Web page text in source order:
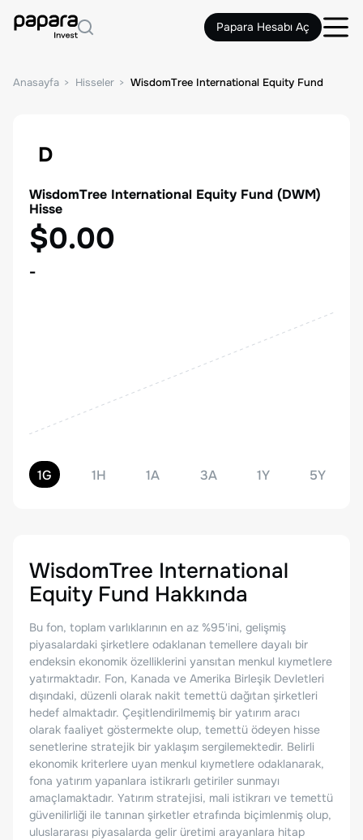
Papara Hesabı Aç
Anasayfa Hisseler WisdomTree International Equity Fund
D
WisdomTree International Equity Fund (DWM)
Hisse
$0.00
-
1G 1H 1A 3A 1Y 5Y
WisdomTree International
Equity Fund Hakkında
Bu fon, toplam varlıklarının en az %95'ini, gelişmiş
piyasalardaki şirketlere odaklanan temellere dayalı bir
endeksin ekonomik özelliklerini yansıtan menkul kıymetlere
yatırmaktadır. Fon, Kanada ve Amerika Birleşik Devletleri
dışındaki, düzenli olarak nakit temettü dağıtan şirketleri
hedef almaktadır. Çeşitlendirilmemiş bir yatırım aracı
olarak faaliyet göstermekte olup, temettü ödeyen hisse
senetlerine stratejik bir yaklaşım sergilemektedir. Belirli
ekonomik kriterlere uyan menkul kıymetlere odaklanarak,
fona yatırım yapanlara istikrarlı getiriler sunmayı
amaçlamaktadır. Yatırım stratejisi, mali istikrarı ve temettü
güvenilirliği ile tanınan şirketler etrafında biçimlenmiş olup,
uluslararası piyasalarda gelir üretimi arayanlara hitap